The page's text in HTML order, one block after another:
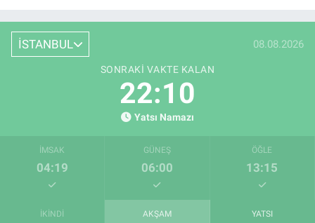
İSTANBUL 08.08.2026
SONRAKI VAKTE KALAN
22:09
Yatsı Namazı
İMSAK
04:19
GÜNEŞ
06:00
ÖĞLE
13:15
İKINDI AKŞAM YATSI